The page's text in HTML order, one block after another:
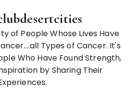
of People Whose Lives Have
Types of Cancer. It's
Who Have Found Strength,
by Sharing Their